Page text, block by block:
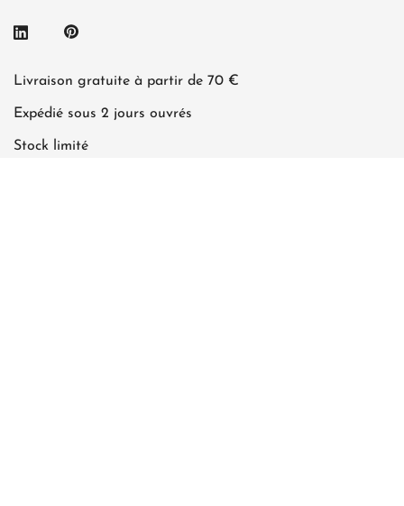
Livraison gratuite à partir de 70 €
Expédié sous 2 jours ouvrés
Stock limité